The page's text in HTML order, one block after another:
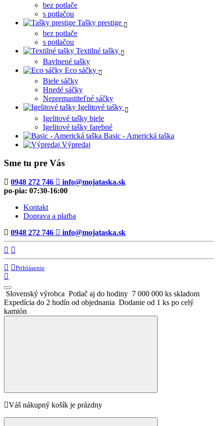
bez potlače
s potlačou
Tašky prestige
bez potlače
s potlačou
Textilné tašky
Bavlnené tašky
Eco sáčky
Biele sáčky
Hnedé sáčky
Nepremastiteľné sáčky
Igelitové tašky
Igelitové tašky biele
Igelitové tašky farebné
Basic - Americká taška
Výpredaj
Sme tu pre Vás
0948 272 746
info@mojataska.sk
po-pia: 07:30-16:00
Kontakt
Doprava a platba
0948 272 746
info@mojataska.sk
Prihlásenie
Slovenský výrobca Potlač aj do hodiny 7 000 000 ks skladom
Expedícia do 2 hodín od objednania Dodanie od 1 ks po celý
kamión
Váš nákupný košík je prázdny